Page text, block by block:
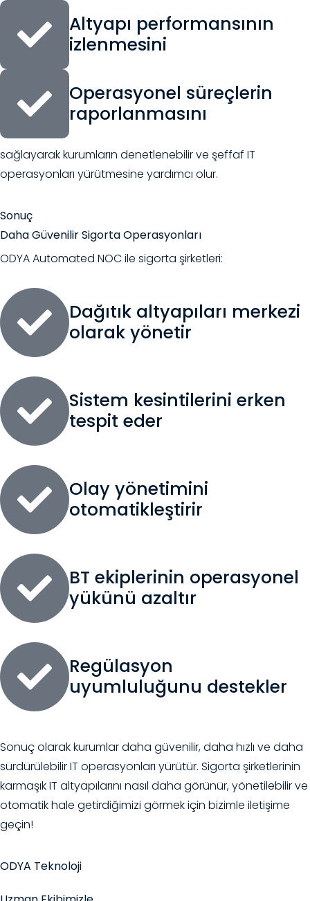
Altyapı performansının
izlenmesini
Operasyonel süreçlerin
raporlanmasını
sağlayarak kurumların denetlenebilir ve şeffaf IT
operasyonları yürütmesine yardımcı olur.
Sonuç
Daha Güvenilir Sigorta Operasyonları
ODYA Automated NOC ile sigorta şirketleri:
Dağıtık altyapıları merkezi
olarak yönetir
Sistem kesintilerini erken
tespit eder
Olay yönetimini
otomatikleştirir
BT ekiplerinin operasyonel
yükünü azaltır
Regülasyon
uyumluluğunu destekler
Sonuç olarak kurumlar daha güvenilir, daha hızlı ve daha
sürdürülebilir IT operasyonları yürütür. Sigorta şirketlerinin
karmaşık IT altyapılarını nasıl daha görünür, yönetilebilir ve
otomatik hale getirdiğimizi görmek için bizimle iletişime
geçin!
ODYA Teknoloji